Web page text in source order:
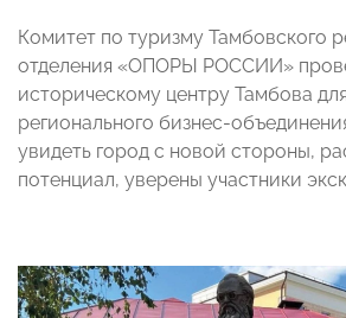
Комитет по туризму Тамбовского
отделения «ОПОРЫ РОССИИ»
историческому центру Тамбова
регионального бизнес-
увидеть город с новой стороны,
потенциал, уверены участники